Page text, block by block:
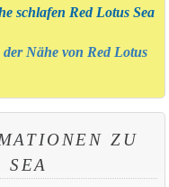
schlafen Red Lotus Sea
Nähe von Red Lotus
ZU
SEA